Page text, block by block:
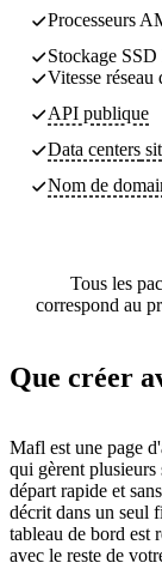
Processeurs
Stockage
Vitesse réseau
API publique
Data centers
Nom de
Tous les
correspond au
Que créer
Mafl est une page
qui gèrent plusieurs
départ rapide et
décrit dans un seul
tableau de bord est
avec le reste de